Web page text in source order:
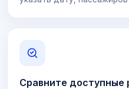
Сравните доступные